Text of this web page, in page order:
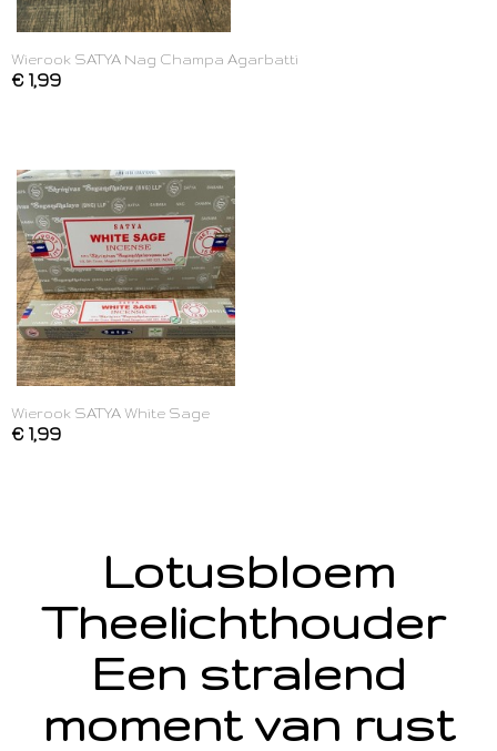
Wierook SATYA Nag Champa Agarbatti
€ 1,99
Wierook SATYA White Sage
€ 1,99
Lotusbloem
Theelichthouder
Een stralend
moment van rust